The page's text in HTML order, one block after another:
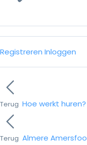
Registreren Inloggen
Terug Hoe werkt huren?
Terug Almere